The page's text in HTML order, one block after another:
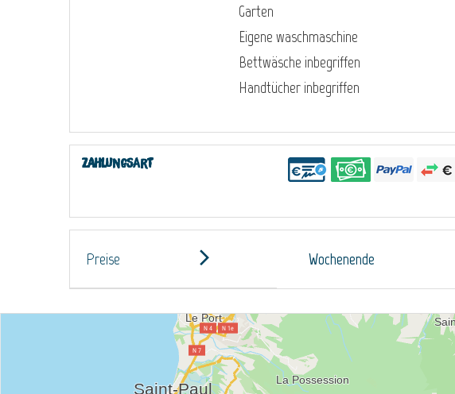
Garten
Eigene waschmaschine
Bettwäsche inbegriffen
Handtücher inbegriffen
Zahlungsart
Preise Wochenende